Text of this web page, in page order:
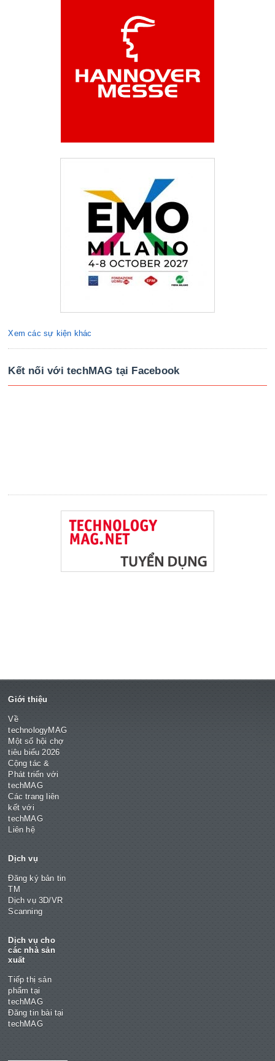
Xem các sự kiện khác
Kết nối với techMAG tại Facebook
Giới thiệu
Về
technologyMAG
Một số hội chợ
tiêu biểu 2026
Cộng tác &
Phát triển với
techMAG
Các trang liên
kết với
techMAG
Liên hệ
Dịch vụ
Đăng ký bản tin
TM
Dịch vụ 3D/VR
Scanning
Dịch vụ cho
các nhà sản
xuất
Tiếp thị sản
phẩm tại
techMAG
Đăng tin bài tại
techMAG